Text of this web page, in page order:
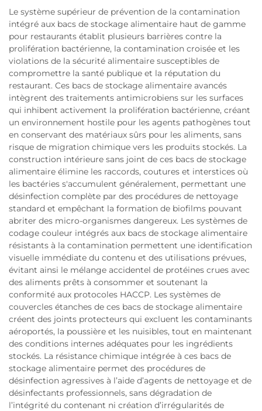
Le système supérieur de prévention de la contamination
intégré aux bacs de stockage alimentaire haut de gamme
pour restaurants établit plusieurs barrières contre la
prolifération bactérienne, la contamination croisée et les
violations de la sécurité alimentaire susceptibles de
compromettre la santé publique et la réputation du
restaurant. Ces bacs de stockage alimentaire avancés
intègrent des traitements antimicrobiens sur les surfaces
qui inhibent activement la prolifération bactérienne, créant
un environnement hostile pour les agents pathogènes tout
en conservant des matériaux sûrs pour les aliments, sans
risque de migration chimique vers les produits stockés. La
construction intérieure sans joint de ces bacs de stockage
alimentaire élimine les raccords, coutures et interstices où
les bactéries s'accumulent généralement, permettant une
désinfection complète par des procédures de nettoyage
standard et empêchant la formation de biofilms pouvant
abriter des micro-organismes dangereux. Les systèmes de
codage couleur intégrés aux bacs de stockage alimentaire
résistants à la contamination permettent une identification
visuelle immédiate du contenu et des utilisations prévues,
évitant ainsi le mélange accidentel de protéines crues avec
des aliments prêts à consommer et soutenant la
conformité aux protocoles HACCP. Les systèmes de
couvercles étanches de ces bacs de stockage alimentaire
créent des joints protecteurs qui excluent les contaminants
aéroportés, la poussière et les nuisibles, tout en maintenant
des conditions internes adéquates pour les ingrédients
stockés. La résistance chimique intégrée à ces bacs de
stockage alimentaire permet des procédures de
désinfection agressives à l’aide d’agents de nettoyage et de
désinfectants professionnels, sans dégradation de
l’intégrité du contenant ni création d’irrégularités de